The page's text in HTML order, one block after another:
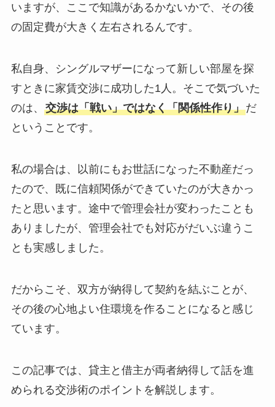
いますが、ここで知識があるかないかで、その後
の固定費が大きく左右されるんです。
私自身、シングルマザーになって新しい部屋を探
すときに家賃交渉に成功した1人。そこで気づいた
のは、 交渉は「戦い」ではなく「関係性作り」だ
ということです。
私の場合は、以前にもお世話になった不動産だっ
たので、既に信頼関係ができていたのが大きかっ
たと思います。途中で管理会社が変わったことも
ありましたが、管理会社でも対応がだいぶ違うこ
とも実感しました。
だからこそ、双方が納得して契約を結ぶことが、
その後の心地よい住環境を作ることになると感じ
ています。
この記事では、貸主と借主が両者納得して話を進
められる交渉術のポイントを解説します。